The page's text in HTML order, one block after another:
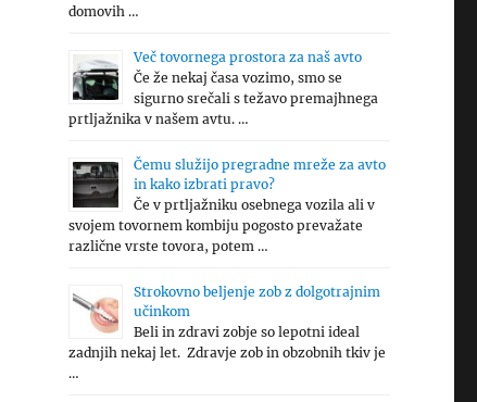
domovih …
Več tovornega prostora za naš avto
Če že nekaj časa vozimo, smo se
sigurno srečali s težavo premajhnega
prtljažnika v našem avtu. …
Čemu služijo pregradne mreže za avto
in kako izbrati pravo?
Če v prtljažniku osebnega vozila ali v
svojem tovornem kombiju pogosto prevažate
različne vrste tovora, potem …
Strokovno beljenje zob z dolgotrajnim
učinkom
Beli in zdravi zobje so lepotni ideal
zadnjih nekaj let. Zdravje zob in obzobnih tkiv je
…